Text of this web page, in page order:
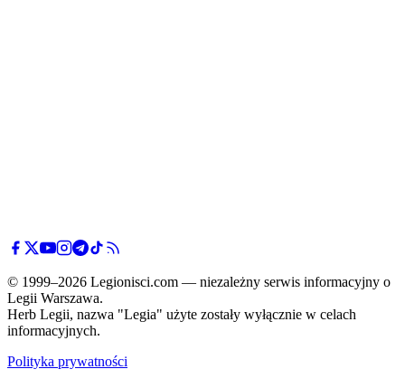
© 1999–2026 Legionisci.com — niezależny serwis informacyjny o
Legii Warszawa.
Herb Legii, nazwa "Legia" użyte zostały wyłącznie w celach
informacyjnych.
Polityka prywatności